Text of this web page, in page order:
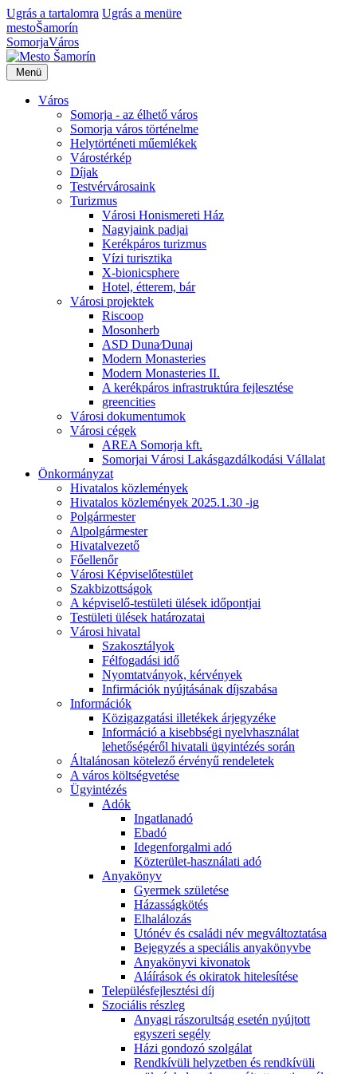
Ugrás a tartalomra Ugrás a menüre
mestoŠamorín
SomorjaVáros
Menü
Város
Somorja - az élhető város
Somorja város történelme
Helytörténeti műemlékek
Várostérkép
Díjak
Testvérvárosaink
Turizmus
Városi Honismereti Ház
Nagyjaink padjai
Kerékpáros turizmus
Vízi turisztika
X-bionicsphere
Hotel, étterem, bár
Városi projektek
Riscoop
Mosonherb
ASD Duna⁄Dunaj
Modern Monasteries
Modern Monasteries II.
A kerékpáros infrastruktúra fejlesztése
greencities
Városi dokumentumok
Városi cégek
AREA Somorja kft.
Somorjai Városi Lakásgazdálkodási Vállalat
Önkormányzat
Hivatalos közlemények
Hivatalos közlemények 2025.1.30 -ig
Polgármester
Alpolgármester
Hivatalvezető
Főellenőr
Városi Képviselőtestület
Szakbizottságok
A képviselő-testületi ülések időpontjai
Testületi ülések határozatai
Városi hivatal
Szakosztályok
Félfogadási idő
Nyomtatványok, kérvények
Infirmációk nyújtásának díjszabása
Információk
Közigazgatási illetékek árjegyzéke
Információ a kisebbségi nyelvhasználat
lehetőségéről hivatali ügyintézés során
Általánosan kötelező érvényű rendeletek
A város költségvetése
Ügyintézés
Adók
Ingatlanadó
Ebadó
Idegenforgalmi adó
Közterület-használati adó
Anyakönyv
Gyermek születése
Házasságkötés
Elhalálozás
Utónév és családi név megváltoztatása
Bejegyzés a speciális anyakönyvbe
Anyakönyvi kivonatok
Aláírások és okiratok hitelesítése
Településfejlesztési díj
Szociális részleg
Anyagi rászorultság esetén nyújtott
egyszeri segély
Házi gondozó szolgálat
Rendkívüli helyzetben és rendkívüli